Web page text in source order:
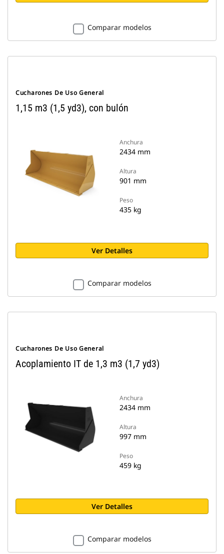
Comparar modelos
Cucharones De Uso General
1,15 m3 (1,5 yd3), con bulón
Anchura
2434 mm
Altura
901 mm
Peso
435 kg
Ver Detalles
Comparar modelos
Cucharones De Uso General
Acoplamiento IT de 1,3 m3 (1,7 yd3)
Anchura
2434 mm
Altura
997 mm
Peso
459 kg
Ver Detalles
Comparar modelos